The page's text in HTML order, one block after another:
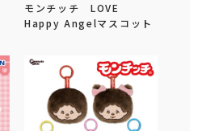
モンチッチ LOVE
Happy Angelマスコット